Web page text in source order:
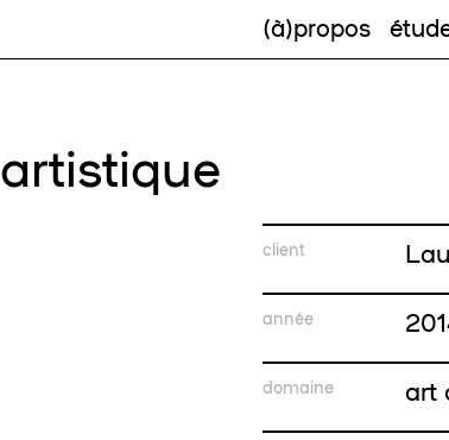
(à)propos
client
année
domaine art